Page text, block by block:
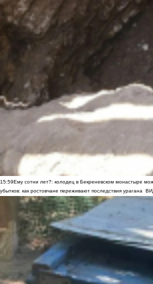
15:59Ему сотни лет?: колодец в Бекреневском монастыре
убытков: как ростовчане переживают последствия урагана